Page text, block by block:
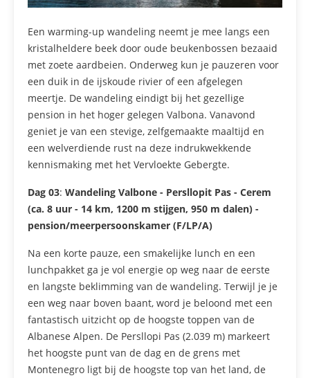
Een warming-up wandeling neemt je mee langs een
kristalheldere beek door oude beukenbossen bezaaid
met zoete aardbeien. Onderweg kun je pauzeren voor
een duik in de ijskoude rivier of een afgelegen
meertje. De wandeling eindigt bij het gezellige
pension in het hoger gelegen Valbona. Vanavond
geniet je van een stevige, zelfgemaakte maaltijd en
een welverdiende rust na deze indrukwekkende
kennismaking met het Vervloekte Gebergte.
Dag 03: Wandeling Valbone - Persllopit Pas - Cerem
(ca. 8 uur - 14 km, 1200 m stijgen, 950 m dalen) -
pension/meerpersoonskamer (F/LP/A)
Na een korte pauze, een smakelijke lunch en een
lunchpakket ga je vol energie op weg naar de eerste
en langste beklimming van de wandeling. Terwijl je je
een weg naar boven baant, word je beloond met een
fantastisch uitzicht op de hoogste toppen van de
Albanese Alpen. De Persllopi Pas (2.039 m) markeert
het hoogste punt van de dag en de grens met
Montenegro ligt bij de hoogste top van het land, de